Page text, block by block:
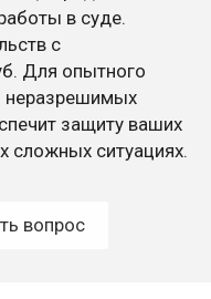
в суде.
с
Для опытного
неразрешимых
защиту ваших
сложных ситуациях.
вопрос